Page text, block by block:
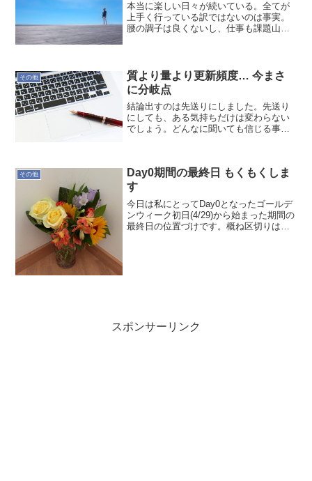
本当に楽しい日々が続いている。全てが
上手く行っている訳ではないのは事実。
腰の調子は良くないし、仕事も課題山積
行こう！
その他
質より量より更新頻度… 今まさ
に分岐点
結論出すのは先送りにしました。先送り
にしても、ある気持ちだけは変わらない
でしょう。どんなに聞いても信じる事が
のための「うまく」「は...
その他
Day0期間の最終日 もくもくしま
す
今日は私にとってDay0となったゴールデ
ンウィーク初日(4/29)から始まった期間の
最終日の位置づけです。概ね区切りはつ
スポンサーリンク